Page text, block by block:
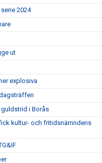
2024
ut
explosiva
i Borås
kultur- och fritidsnämndens